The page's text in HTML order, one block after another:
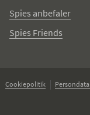
Spies anbefaler
Spies Friends
Cookiepolitik